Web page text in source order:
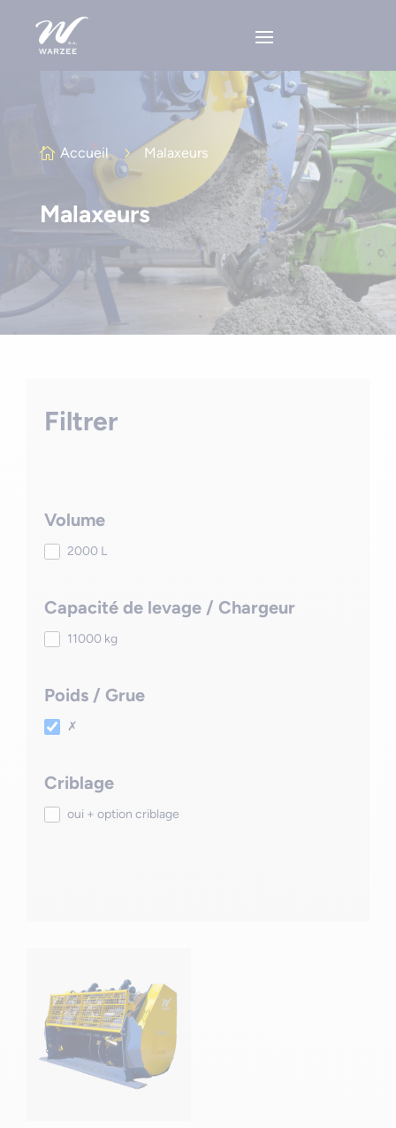
 Accueil 5 Malaxeurs
Malaxeurs
Filtrer
Volume
2000 L
Capacité de levage / Chargeur
11000 kg
Poids / Grue
✗
Criblage
oui + option criblage